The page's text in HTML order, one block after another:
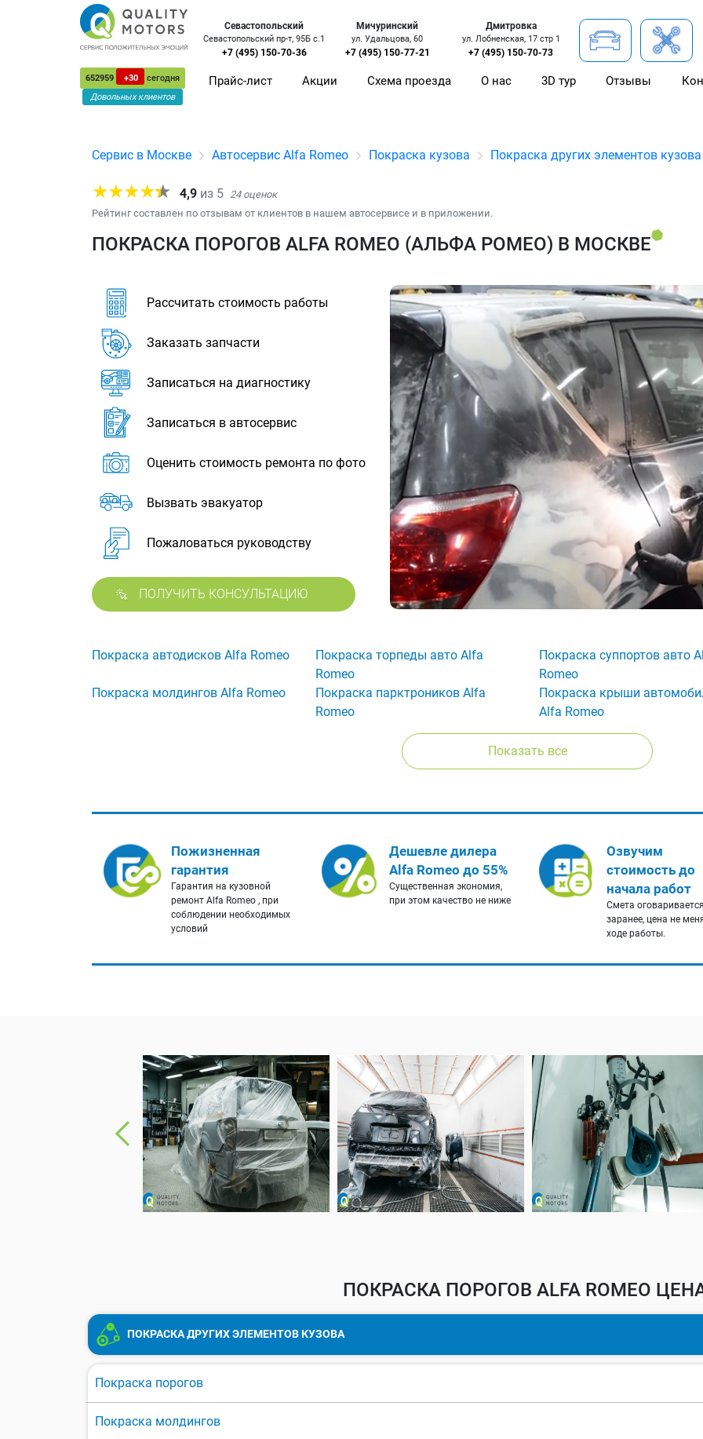
652959 +30
сегодня
Довольных клиентов
Севастопольский
Севастопольский пр-т, 95Б с.1
+7 (495) 150-70-36
Мичуринский
ул. Удальцова, 60
+7 (495) 150-77-21
Дмитровка
ул. Лобненская, 17 стр 1
+7 (495) 150-70-73
Прайс-лист Акции Схема проезда О нас 3D тур Отзывы
Сервис в Москве Автосервис Alfa Romeo Покраска кузова Покраска других элементов кузова
4,9 из 5 24оценок
Рейтинг составлен по отзывам от клиентов в нашем автосервисе и в приложении.
ПОКРАСКА ПОРОГОВ ALFA ROMEO (АЛЬФА РОМЕО) В МОСКВЕ
Рассчитать стоимость работы
Заказать запчасти
Записаться на диагностику
Записаться в автосервис
Оценить стоимость ремонта по фото
Вызвать эвакуатор
Пожаловаться руководству
ПОЛУЧИТЬ КОНСУЛЬТАЦИЮ
Покраска автодисков Alfa Romeo
Покраска торпеды авто Alfa
Romeo
Покраска суппортов авто
Romeo
Покраска молдингов Alfa Romeo
Покраска парктроников Alfa
Romeo
Покраска крыши
Alfa Romeo
Показать все
Пожизненная
гарантия
Гарантия на кузовной
ремонт Alfa Romeo , при
соблюдении необходимых
условий
Дешевле дилера
Alfa Romeo до 55%
Существенная экономия,
при этом качество не ниже
Озвучим
стоимость до
начала работ
Смета оговаривается
заранее, цена не
ходе работы.
ПОКРАСКА ПОРОГОВ ALFA ROMEO
ПОКРАСКА ДРУГИХ ЭЛЕМЕНТОВ КУЗОВА
Покраска порогов
Покраска молдингов